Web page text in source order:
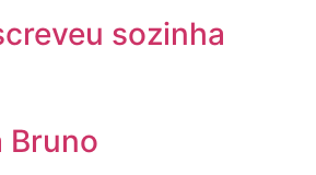
sozinha
Bruno